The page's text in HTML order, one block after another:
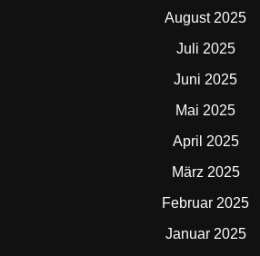
August 2025
Juli 2025
Juni 2025
Mai 2025
April 2025
März 2025
Februar 2025
Januar 2025